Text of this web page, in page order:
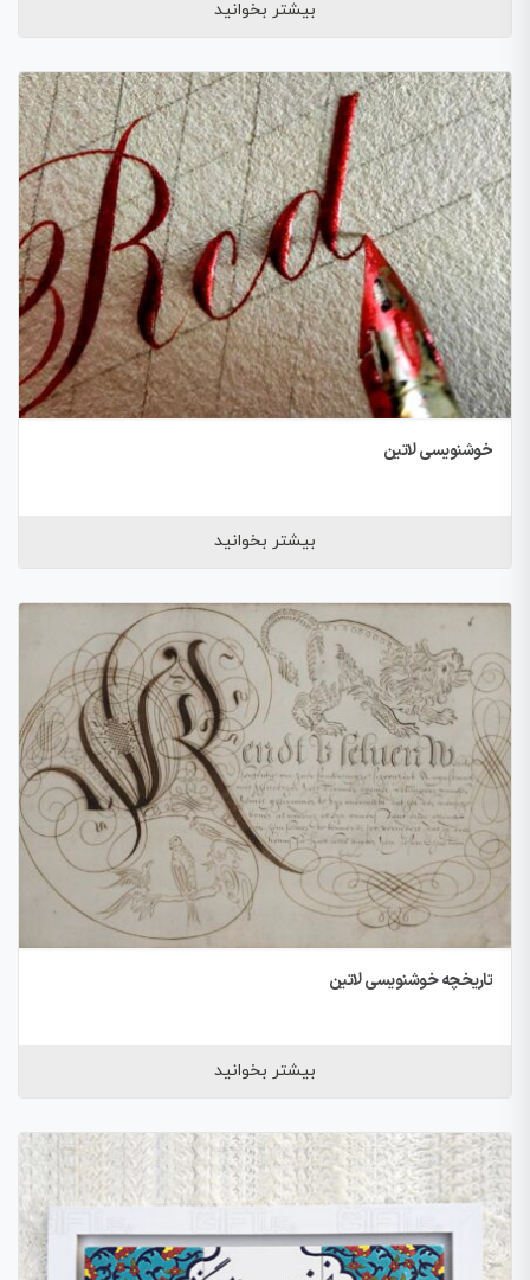
بیشتر بخوانید
خوشنویسی لاتین
بیشتر بخوانید
تاریخچه خوشنویسی لاتین
بیشتر بخوانید